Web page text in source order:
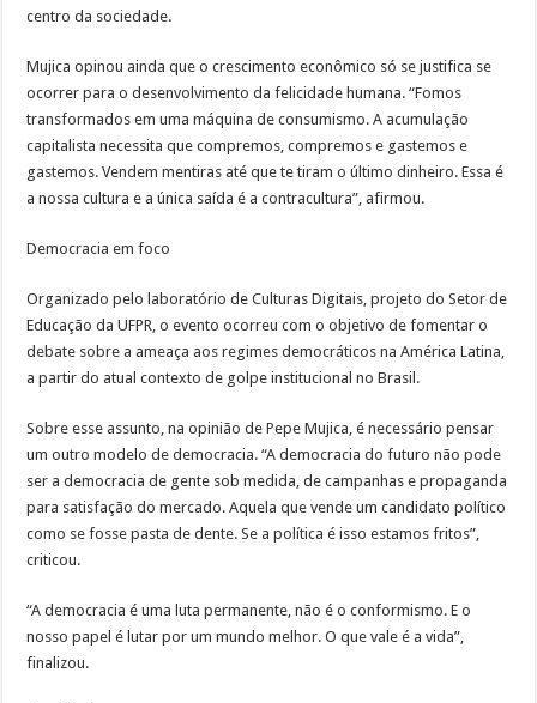
centro da sociedade.
Mujica opinou ainda que o crescimento econômico só se justifica se
ocorrer para o desenvolvimento da felicidade humana. “Fomos
transformados em uma máquina de consumismo. A acumulação
capitalista necessita que compremos, compremos e gastemos e
gastemos. Vendem mentiras até que te tiram o último dinheiro. Essa é
a nossa cultura e a única saída é a contracultura”, afirmou.
Democracia em foco
Organizado pelo laboratório de Culturas Digitais, projeto do Setor de
Educação da UFPR, o evento ocorreu com o objetivo de fomentar o
debate sobre a ameaça aos regimes democráticos na América Latina,
a partir do atual contexto de golpe institucional no Brasil.
Sobre esse assunto, na opinião de Pepe Mujica, é necessário pensar
um outro modelo de democracia. “A democracia do futuro não pode
ser a democracia de gente sob medida, de campanhas e propaganda
para satisfação do mercado. Aquela que vende um candidato político
como se fosse pasta de dente. Se a política é isso estamos fritos”,
criticou.
“A democracia é uma luta permanente, não é o conformismo. E o
nosso papel é lutar por um mundo melhor. O que vale é a vida”,
finalizou.